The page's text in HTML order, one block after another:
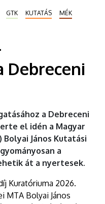
GTK KUTATÁS
MÉK
Debreceni
a Debreceni
el idén a Magyar
Bolyai János Kutatási
a
át a nyertesek.
Kuratóriuma 2026.
MTA Bolyai János